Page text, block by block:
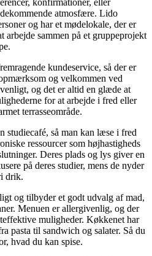
atmosfære. Lido
og har et mødelokale, der er
arbejde sammen på et gruppeprojekt
kundeservice, så der er
og velkommen ved
og det er altid en glæde at
for at arbejde i fred eller
terrasseområde.
studiecafé, så man kan læse i fred
ressourcer som højhastigheds
Deres plads og lys giver en
på deres studier, mens de nyder
drik.
og tilbyder et godt udvalg af mad,
Menuen er allergivenlig, og der
muligheder. Køkkenet har
pasta til sandwich og salater. Så du
hvad du kan spise.